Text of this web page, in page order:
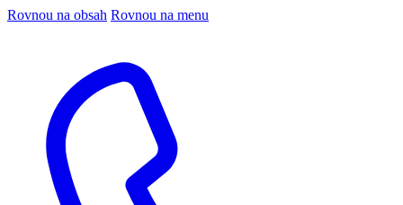
Rovnou na obsah Rovnou na menu